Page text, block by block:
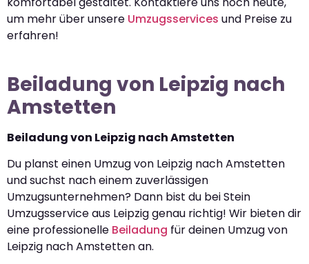
um mehr über unsere Umzugsservices und Preise zu
erfahren!
Beiladung von Leipzig nach
Amstetten
Beiladung von Leipzig nach Amstetten
Du planst einen Umzug von Leipzig nach Amstetten
und suchst nach einem zuverlässigen
Umzugsunternehmen? Dann bist du bei Stein
Umzugsservice aus Leipzig genau richtig! Wir bieten dir
eine professionelle Beiladung für deinen Umzug von
Leipzig nach Amstetten an.